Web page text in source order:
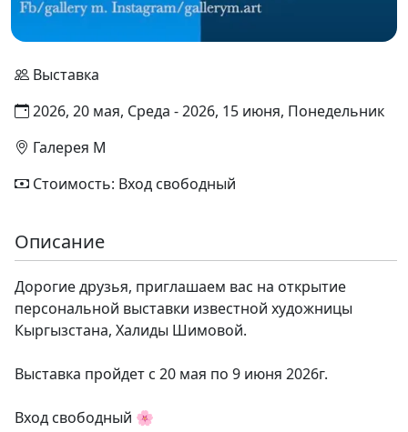
Выставка
2026, 20 мая, Среда - 2026, 15 июня, Понедельник
Галерея М
Стоимость: Вход свободный
Описание
Дорогие друзья, приглашаем вас на открытие
персональной выставки известной художницы
Кыргызстана, Халиды Шимовой.
Выставка пройдет с 20 мая по 9 июня 2026г.
Вход свободный 🌸